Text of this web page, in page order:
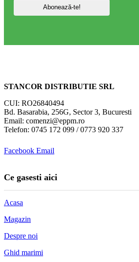
STANCOR DISTRIBUTIE SRL
CUI: RO26840494
Bd. Basarabia, 256G, Sector 3, Bucuresti
Email: comenzi@eppm.ro
Telefon: 0745 172 099 / 0773 920 337
Facebook Email
Ce gasesti aici
Acasa
Magazin
Despre noi
Ghid marimi